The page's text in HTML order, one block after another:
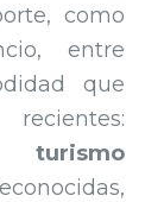
como
entre
que